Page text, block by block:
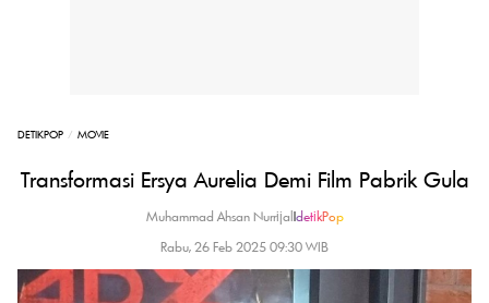
DETIKPOP MOVIE
Transformasi Ersya Aurelia Demi Film Pabrik Gula
Muhammad Ahsan Nurrijal |detikPop
Rabu, 26 Feb 2025 09:30 WIB